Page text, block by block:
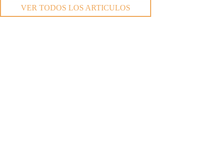
VER TODOS LOS ARTICULOS